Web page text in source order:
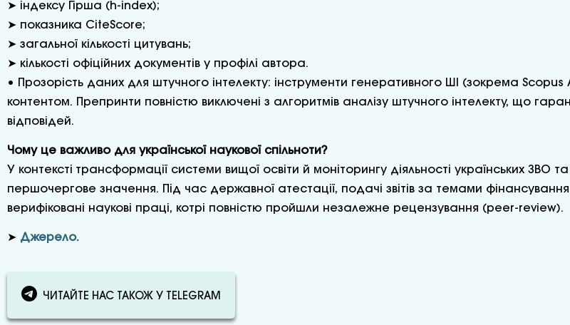
➤ індексу Гірша (h-index);
➤ показника CiteScore;
➤ загальної кількості цитувань;
➤ кількості офіційних документів у профілі автора.
• Прозорість даних для штучного інтелекту: інструменти генеративного ШІ (зокрема
контентом. Препринти повністю виключені з алгоритмів аналізу штучного інтелекту, що
відповідей.
Чому це важливо для української наукової спільноти?
У контексті трансформації системи вищої освіти й моніторингу діяльності українських ЗВО
першочергове значення. Під час державної атестації, подачі звітів за темами
верифіковані наукові праці, котрі повністю пройшли незалежне рецензування (peer-review).
➤ Джерело.
ЧИТАЙТЕ НАС ТАКОЖ У TELEGRAM